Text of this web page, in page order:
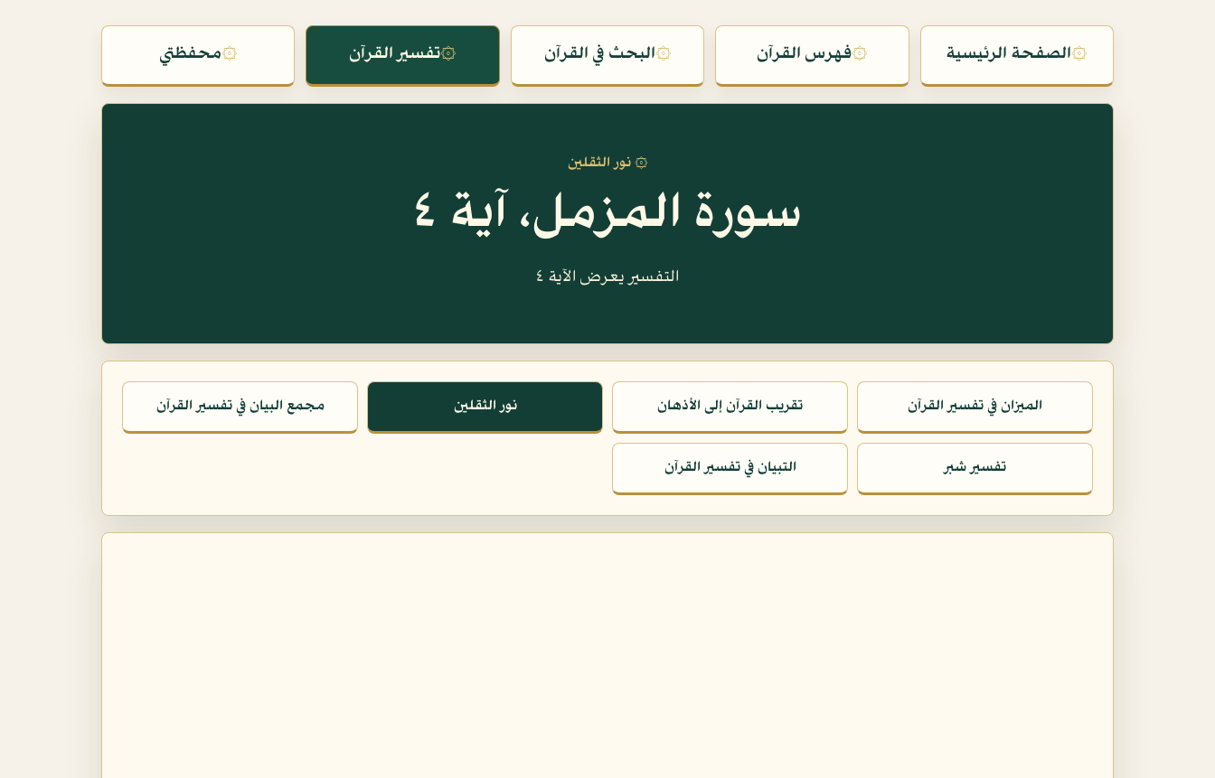
۞الصفحة الرئيسية ۞فهرس القرآن ۞البحث في القرآن ۞تفسير القرآن ۞محفظتي
۞ نور الثقلين
سورة المزمل، آية ٤
التفسير يعرض الآية ٤
الميزان في تفسير القرآن تقريب القرآن إلى الأذهان نور الثقلين مجمع البيان في تفسير القرآن
تفسير شبر التبيان في تفسير القرآن